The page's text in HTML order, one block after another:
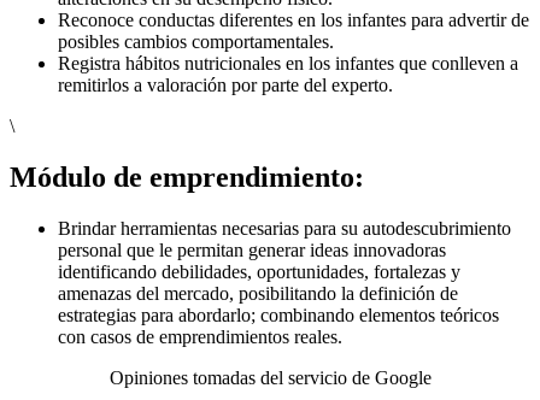
Reconoce conductas diferentes en los infantes para advertir de
posibles cambios comportamentales.
Registra hábitos nutricionales en los infantes que conlleven a
remitirlos a valoración por parte del experto.
\
Módulo de emprendimiento:
Brindar herramientas necesarias para su autodescubrimiento
personal que le permitan generar ideas innovadoras
identificando debilidades, oportunidades, fortalezas y
amenazas del mercado, posibilitando la definición de
estrategias para abordarlo; combinando elementos teóricos
con casos de emprendimientos reales.
Opiniones tomadas del servicio de Google